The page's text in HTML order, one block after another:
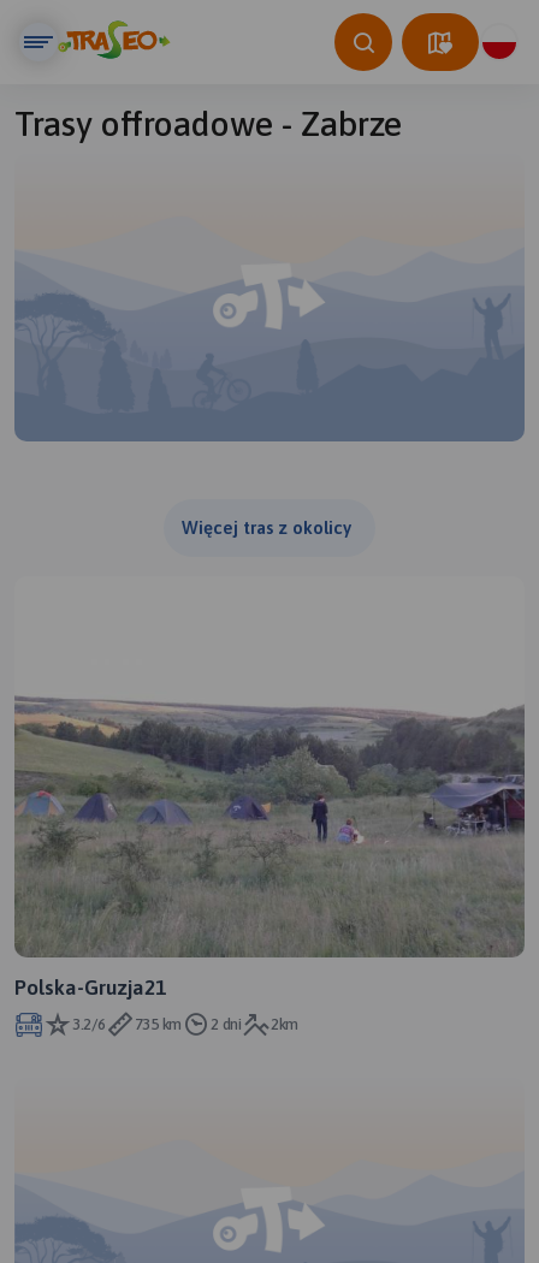
Trasy offroadowe - Zabrze
Więcej tras z okolicy
Polska-Gruzja21
3.2/6 735 km 2 dni 2km